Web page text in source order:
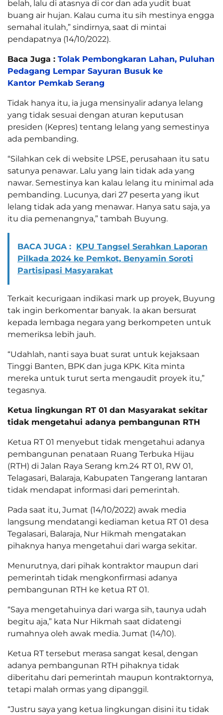
belah, lalu di atasnya di cor dan ada yudit buat
buang air hujan. Kalau cuma itu sih mestinya engga
semahal itulah,” sindirnya, saat di mintai
pendapatnya (14/10/2022).
Baca Juga : Tolak Pembongkaran Lahan, Puluhan
Pedagang Lempar Sayuran Busuk ke
Kantor Pemkab Serang
Tidak hanya itu, ia juga mensinyalir adanya lelang
yang tidak sesuai dengan aturan keputusan
presiden (Kepres) tentang lelang yang semestinya
ada pembanding.
“Silahkan cek di website LPSE, perusahaan itu satu
satunya penawar. Lalu yang lain tidak ada yang
nawar. Semestinya kan kalau lelang itu minimal ada
pembanding. Lucunya, dari 27 peserta yang ikut
lelang tidak ada yang menawar. Hanya satu saja, ya
itu dia pemenangnya,” tambah Buyung.
BACA JUGA : KPU Tangsel Serahkan Laporan
Pilkada 2024 ke Pemkot, Benyamin Soroti
Partisipasi Masyarakat
Terkait kecurigaan indikasi mark up proyek, Buyung
tak ingin berkomentar banyak. Ia akan bersurat
kepada lembaga negara yang berkompeten untuk
memeriksa lebih jauh.
“Udahlah, nanti saya buat surat untuk kejaksaan
Tinggi Banten, BPK dan juga KPK. Kita minta
mereka untuk turut serta mengaudit proyek itu,”
tegasnya.
Ketua lingkungan RT 01 dan Masyarakat sekitar
tidak mengetahui adanya pembangunan RTH
Ketua RT 01 menyebut tidak mengetahui adanya
pembangunan penataan Ruang Terbuka Hijau
(RTH) di Jalan Raya Serang km.24 RT 01, RW 01,
Telagasari, Balaraja, Kabupaten Tangerang lantaran
tidak mendapat informasi dari pemerintah.
Pada saat itu, Jumat (14/10/2022) awak media
langsung mendatangi kediaman ketua RT 01 desa
Tegalasari, Balaraja, Nur Hikmah mengatakan
pihaknya hanya mengetahui dari warga sekitar.
Menurutnya, dari pihak kontraktor maupun dari
pemerintah tidak mengkonfirmasi adanya
pembangunan RTH ke ketua RT 01.
“Saya mengetahuinya dari warga sih, taunya udah
begitu aja,” kata Nur Hikmah saat didatengi
rumahnya oleh awak media. Jumat (14/10).
Ketua RT tersebut merasa sangat kesal, dengan
adanya pembangunan RTH pihaknya tidak
diberitahu dari pemerintah maupun kontraktornya,
tetapi malah ormas yang dipanggil.
“Justru saya yang ketua lingkungan disini itu tidak